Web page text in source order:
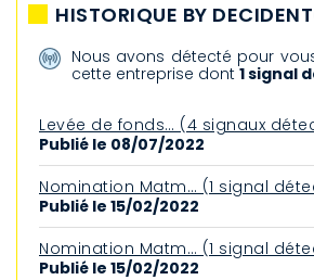
HISTORIQUE BY
Nous avons détecté pour
cette entreprise dont1 signal
Levée de fonds… (4 signaux
Publié le 08/07/2022
Nomination Matm… (1 signal
Publié le 15/02/2022
Nomination Matm… (1 signal
Publié le 15/02/2022